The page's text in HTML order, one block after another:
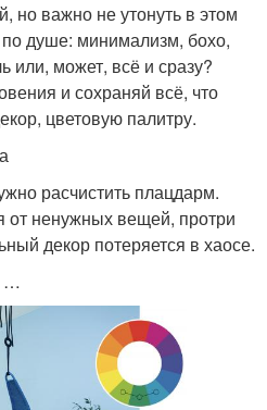
но важно не утонуть в этом
душе: минимализм, бохо,
или, может, всё и сразу?
и сохраняй всё, что
цветовую палитру.
расчистить плацдарм.
от ненужных вещей, протри
декор потеряется в хаосе.
…